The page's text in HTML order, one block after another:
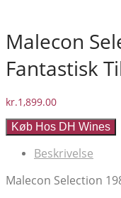
Malecon
Fantastisk
kr.1,899.00
Køb Hos DH Wines
Beskrivelse
Malecon Selection